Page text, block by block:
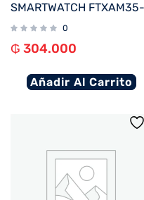
0
₲ 304.000
Añadir Al Carrito